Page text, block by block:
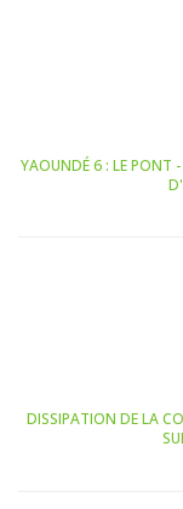
YAOUNDÉ 6 : LE PONT
DISSIPATION DE LA